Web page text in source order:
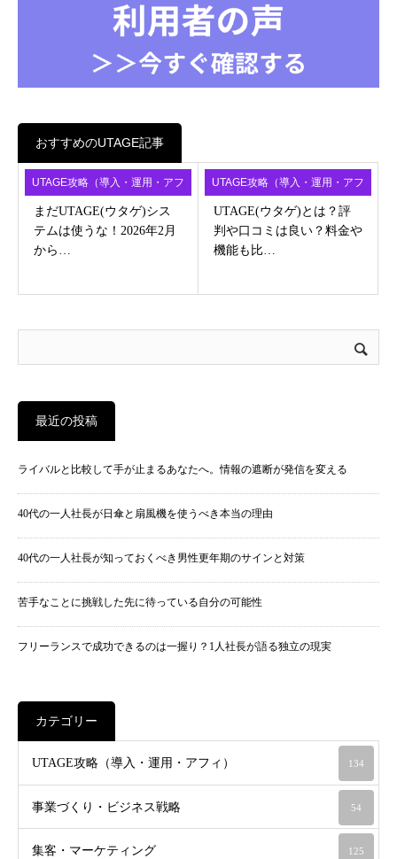
おすすめのUTAGE記事
UTAGE攻略（導入・運用・アフ
ィ）
まだUTAGE(ウタゲ)シス
テムは使うな！2026年2月
から…
UTAGE攻略（導入・運用・アフ
ィ）
UTAGE(ウタゲ)とは？評
判や口コミは良い？料金や
機能も比…
最近の投稿
ライバルと比較して手が止まるあなたへ。情報の遮断が発信を変える
40代の一人社長が日傘と扇風機を使うべき本当の理由
40代の一人社長が知っておくべき男性更年期のサインと対策
苦手なことに挑戦した先に待っている自分の可能性
フリーランスで成功できるのは一握り？1人社長が語る独立の現実
カテゴリー
UTAGE攻略（導入・運用・アフィ） 134
事業づくり・ビジネス戦略 54
集客・マーケティング 125